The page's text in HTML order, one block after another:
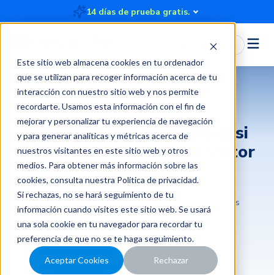
Este sitio web almacena cookies en tu ordenador
que se utilizan para recoger información acerca de tu
interacción con nuestro sitio web y nos permite
recordarte. Usamos esta información con el fin de
mejorar y personalizar tu experiencia de navegación
y para generar analíticas y métricas acerca de
nuestros visitantes en este sitio web y otros
medios. Para obtener más información sobre las
cookies, consulta nuestra Política de privacidad.
Si rechazas, no se hará seguimiento de tu
información cuando visites este sitio web. Se usará
una sola cookie en tu navegador para recordar tu
preferencia de que no se te haga seguimiento.
Aceptar Cookies Rechazar
14 días de prueba gratis.
Iniciar Sesión
Digitalización agilizará casi
50% de las tareas del sector
financiero
2020-01-18 01:16:00 Rindegastos